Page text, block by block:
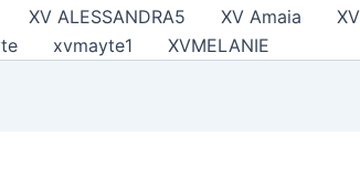
XV ALESSANDRA5 XV Amaia
xvmayte1 XVMELANIE